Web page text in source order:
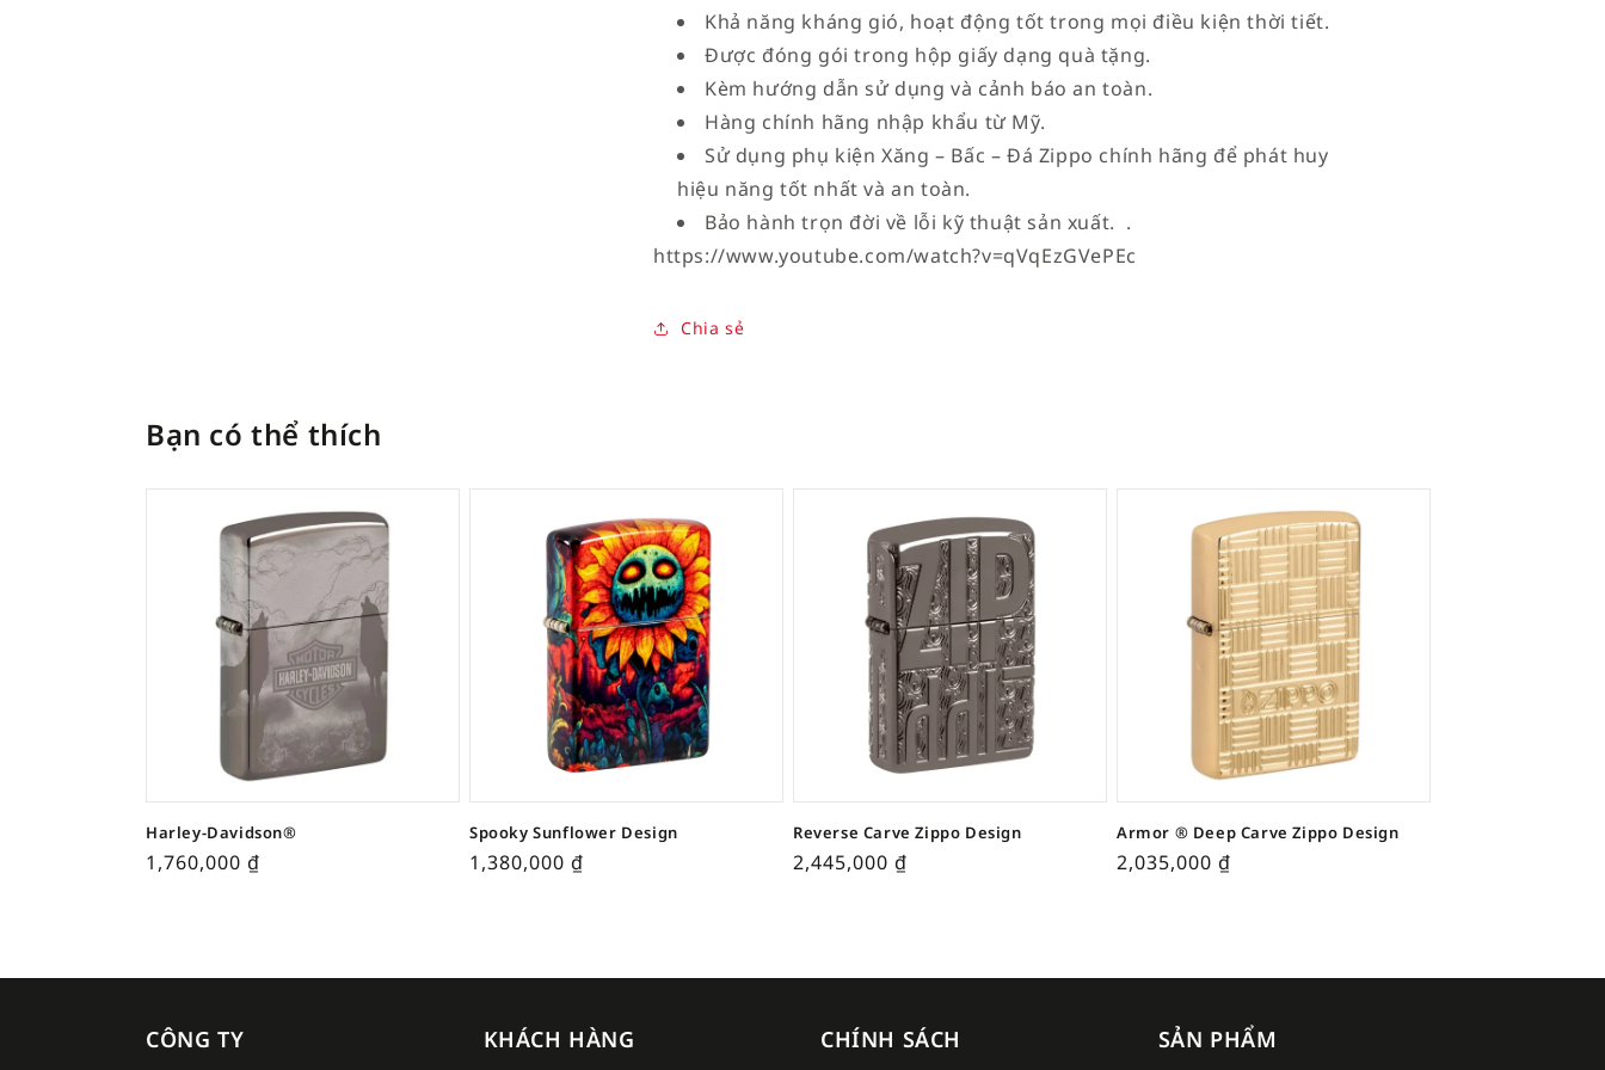
Khả năng kháng gió, hoạt động tốt trong mọi điều kiện thời tiết.
Được đóng gói trong hộp giấy dạng quà tặng.
Kèm hướng dẫn sử dụng và cảnh báo an toàn.
Hàng chính hãng nhập khẩu từ Mỹ.
Sử dụng phụ kiện Xăng – Bấc – Đá Zippo chính hãng để phát huy
hiệu năng tốt nhất và an toàn.
Bảo hành trọn đời về lỗi kỹ thuật sản xuất. .
https://www.youtube.com/watch?v=qVqEzGVePEc
Chia sẻ
Bạn có thể thích
Harley-Davidson®
1,760,000 ₫
Spooky Sunflower Design
1,380,000 ₫
Reverse Carve Zippo Design
2,445,000 ₫
Armor ® Deep Carve Zippo Design
2,035,000 ₫
CÔNG TY KHÁCH HÀNG CHÍNH SÁCH SẢN PHẨM